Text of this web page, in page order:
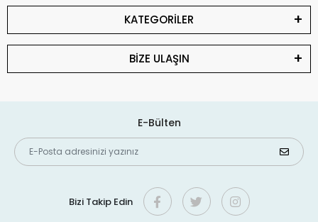
KATEGORİLER
BİZE ULAŞIN
E-Bülten
Bizi Takip Edin